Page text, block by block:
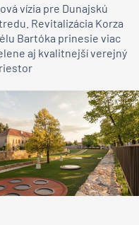
vízia pre Dunajskú
Revitalizácia Korza
Bartóka prinesie viac
aj kvalitnejší verejný